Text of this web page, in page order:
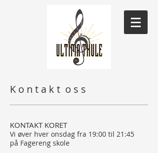
K o n t a k t o s s
KONTAKT KORET
Vi øver hver onsdag fra 19:00 til 21:45
på Fagereng skole